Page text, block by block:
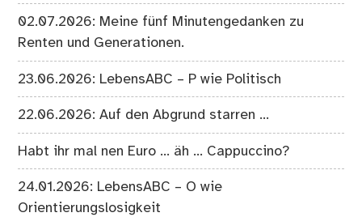
02.07.2026: Meine fünf Minutengedanken zu
Renten und Generationen.
23.06.2026: LebensABC – P wie Politisch
22.06.2026: Auf den Abgrund starren …
Habt ihr mal nen Euro … äh … Cappuccino?
24.01.2026: LebensABC – O wie
Orientierungslosigkeit